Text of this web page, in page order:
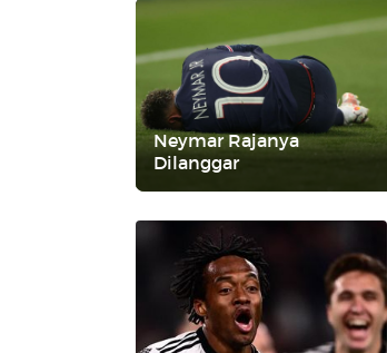
Neymar Rajanya
Dilanggar